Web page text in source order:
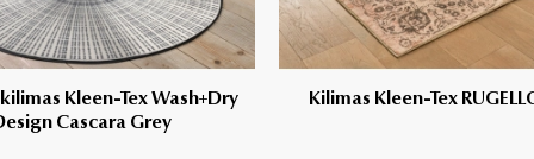
Kleen-Tex Wash+Dry
Cascara Grey
Kilimas Kleen-Tex